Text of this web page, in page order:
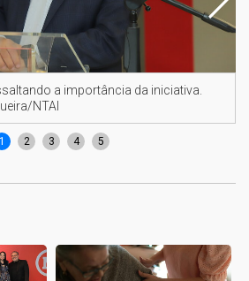
a importância da iniciativa.
NTAI
1 2 3 4 5